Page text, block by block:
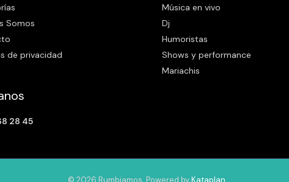
Somos
de privacidad
28 45
Música en vivo
Dj
Humoristas
Shows y performance
Mariachis